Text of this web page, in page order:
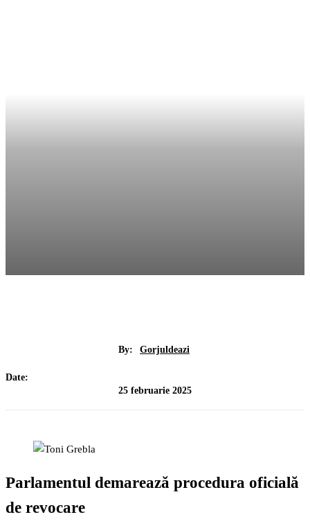
By: Gorjuldeazi
Date:
25 februarie 2025
Parlamentul demarează procedura oficială
de revocare